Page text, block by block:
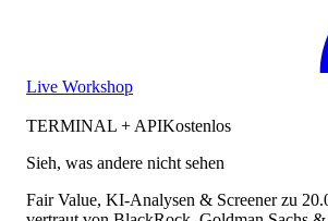
Live Workshop
TERMINAL + APIKostenlos
Sieh, was andere nicht sehen
Fair Value, KI-Analysen & Screener zu